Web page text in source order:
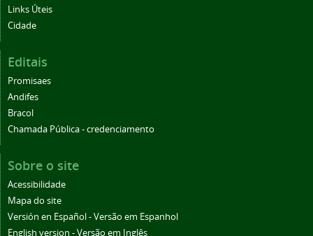
Links Úteis
Cidade
Editais
Promisaes
Andifes
Bracol
Chamada Pública - credenciamento
Sobre o site
Acessibilidade
Mapa do site
Versión en Español - Versão em Espanhol
English version - Versão em Inglês